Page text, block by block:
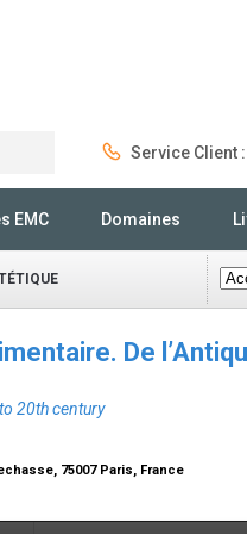
Service Client
EMC Domaines
De
20th century
75007 Paris, France